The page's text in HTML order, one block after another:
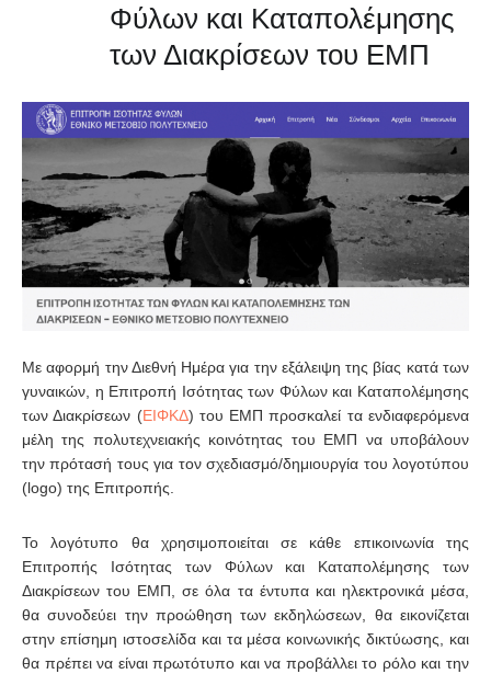
Φύλων και Καταπολέμησης
των Διακρίσεων του ΕΜΠ
Με αφορμή την Διεθνή Ημέρα για την εξάλειψη της βίας κατά των
γυναικών, η Επιτροπή Ισότητας των Φύλων και Καταπολέμησης
των Διακρίσεων (ΕΙΦΚΔ) του ΕΜΠ προσκαλεί τα ενδιαφερόμενα
μέλη της πολυτεχνειακής κοινότητας του ΕΜΠ να υποβάλουν
την πρότασή τους για τον σχεδιασμό/δημιουργία του λογοτύπου
(logo) της Επιτροπής.
Το λογότυπο θα χρησιμοποιείται σε κάθε επικοινωνία της
Επιτροπής Ισότητας των Φύλων και Καταπολέμησης των
Διακρίσεων του ΕΜΠ, σε όλα τα έντυπα και ηλεκτρονικά μέσα,
θα συνοδεύει την προώθηση των εκδηλώσεων, θα εικονίζεται
στην επίσημη ιστοσελίδα και τα μέσα κοινωνικής δικτύωσης, και
θα πρέπει να είναι πρωτότυπο και να προβάλλει το ρόλο και την